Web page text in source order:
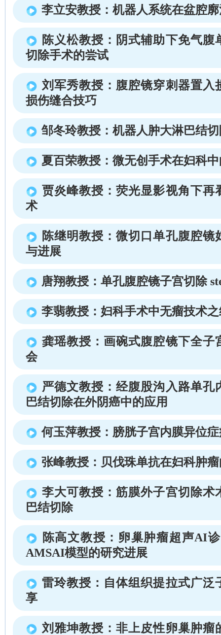
李立安教授：机器人系统在盆腔
陈义松教授：阴式辅助下免气腹
切除手术的尝试
刘军秀教授：腹腔镜穿刺器置入
损伤缝合技巧
邹冬玲教授：机器人肿大淋巴结
夏百荣教授：微无创手术在妇科
贾炎峰教授：荧光显影视角下再
术
陈继明教授：微切口单孔腹腔镜
与进展
唐翔教授：单孔腹腔镜子宫切除
李翡教授：妇科手术中无瘤技术
龚瑶教授：画碗式腹腔镜下全子
会
严德文教授：经腹股沟入路单孔
巴结切除在外阴癌中的应用
何玉萍教授：膀胱子宫内膜异位
张峰教授：贝伐珠单抗在妇科肿
李大可教授：筋膜外子宫切除术
巴结切除
陈高文教授：卵巢肿瘤超声AI
AMSAI模型的研究进展
雷玲教授：自体组织提拉式广泛
享
刘雅坤教授：非上皮性卵巢肿瘤